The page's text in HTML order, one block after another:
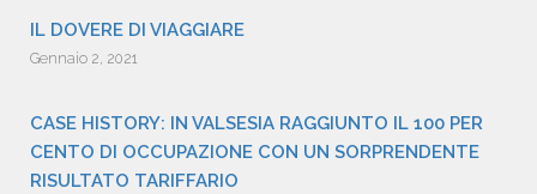
IL DOVERE DI VIAGGIARE
Gennaio 2, 2021
CASE HISTORY: IN VALSESIA RAGGIUNTO IL 100 PER
CENTO DI OCCUPAZIONE CON UN SORPRENDENTE
RISULTATO TARIFFARIO